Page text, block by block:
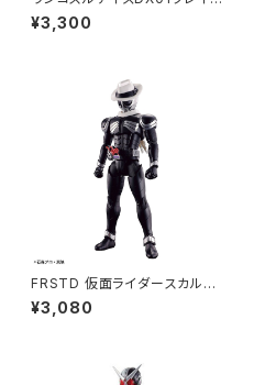
デルキット スーパーDXセット1
プラモデル（新品 在庫品）
¥3,300
FRSTD 仮面ライダースカル
【新品・在庫品】
¥3,080